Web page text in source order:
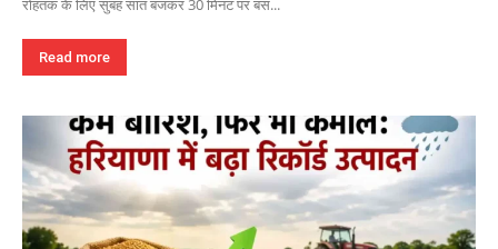
रोहतक के लिए सुबह सात बजकर 30 मिनट पर बस...
Read more